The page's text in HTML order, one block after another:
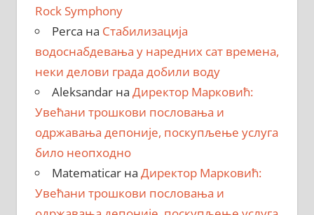
Rock Symphony
Perca на Стабилизација
водоснабдевања у наредних сат времена,
неки делови града добили воду
Aleksandarна Директор Марковић:
Увећани трошкови пословања и
одржавања депоније, поскупљење услуга
било неопходно
Matematicarна Директор Марковић:
Увећани трошкови пословања и